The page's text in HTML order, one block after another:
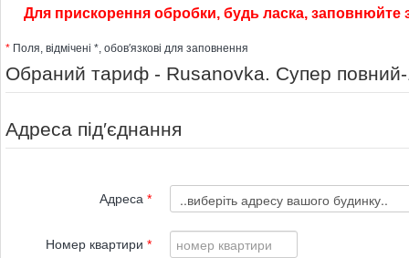
Для прискорення обробки, будь ласка, заповнюйте
* Поля, відмічені *, обов′язкові для заповнення
Обраний тариф - Rusanovka. Супер
Адреса під′єднання
Адреса *
Номер квартири *